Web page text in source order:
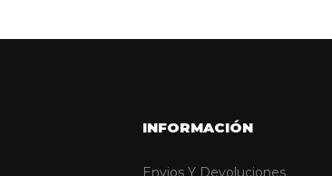
INFORMACIÓN
Envios Y Devoluciones